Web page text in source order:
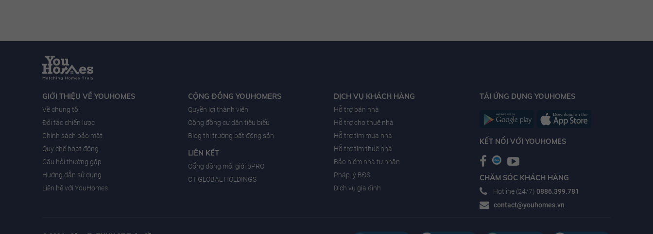
GIỚI THIỆU VỀ YOUHOMES
Về chúng tôi
Đối tác chiến lược
Chính sách bảo mật
Quy chế hoạt động
Câu hỏi thường gặp
Hướng dẫn sử dụng
Liên hệ với YouHomes
CỘNG ĐỒNG YOUHOMERS
Quyền lợi thành viên
Cộng đồng cư dân tiêu biểu
Blog thị trường bất động sản
LIÊN KẾT
Cổng đồng môi giới bPRO
CT GLOBAL HOLDINGS
DỊCH VỤ KHÁCH HÀNG
Hỗ trợ bán nhà
Hỗ trợ cho thuê nhà
Hỗ trợ tìm mua nhà
Hỗ trợ tìm thuê nhà
Bảo hiểm nhà tư nhân
Pháp lý BĐS
Dịch vụ gia đình
TẢI ỨNG DỤNG YOUHOMES
KẾT NỐI VỚI YOUHOMES
CHĂM SÓC KHÁCH HÀNG
Hotline (24/7) 0886.399.781
contact@youhomes.vn